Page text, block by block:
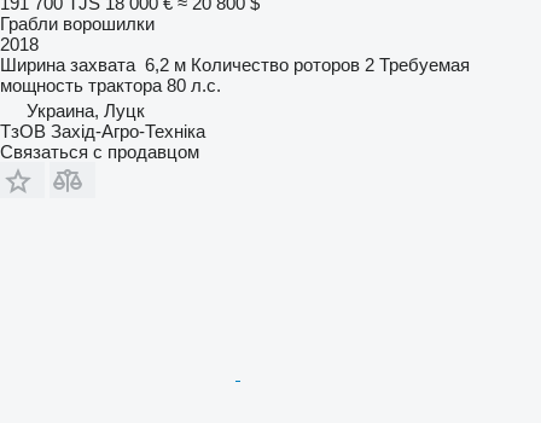
Грабли ворошилки
2018
Ширина захвата 6,2 м Количество роторов 2 Требуемая
мощность трактора 80 л.с.
Украина, Луцк
ТзОВ Захід-Агро-Техніка
Связаться с продавцом